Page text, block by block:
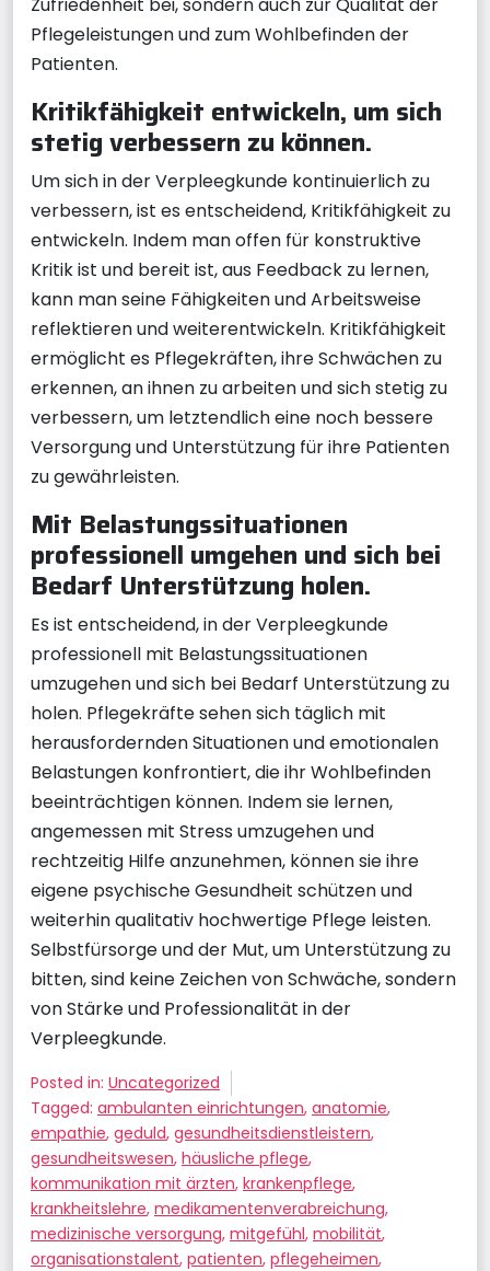
Pflegeleistungen und zum Wohlbefinden der
Patienten.
Kritikfähigkeit entwickeln, um sich
stetig verbessern zu können.
Um sich in der Verpleegkunde kontinuierlich zu
verbessern, ist es entscheidend, Kritikfähigkeit zu
entwickeln. Indem man offen für konstruktive
Kritik ist und bereit ist, aus Feedback zu lernen,
kann man seine Fähigkeiten und Arbeitsweise
reflektieren und weiterentwickeln. Kritikfähigkeit
ermöglicht es Pflegekräften, ihre Schwächen zu
erkennen, an ihnen zu arbeiten und sich stetig zu
verbessern, um letztendlich eine noch bessere
Versorgung und Unterstützung für ihre Patienten
zu gewährleisten.
Mit Belastungssituationen
professionell umgehen und sich bei
Bedarf Unterstützung holen.
Es ist entscheidend, in der Verpleegkunde
professionell mit Belastungssituationen
umzugehen und sich bei Bedarf Unterstützung zu
holen. Pflegekräfte sehen sich täglich mit
herausfordernden Situationen und emotionalen
Belastungen konfrontiert, die ihr Wohlbefinden
beeinträchtigen können. Indem sie lernen,
angemessen mit Stress umzugehen und
rechtzeitig Hilfe anzunehmen, können sie ihre
eigene psychische Gesundheit schützen und
weiterhin qualitativ hochwertige Pflege leisten.
Selbstfürsorge und der Mut, um Unterstützung zu
bitten, sind keine Zeichen von Schwäche, sondern
von Stärke und Professionalität in der
Verpleegkunde.
Posted in: Uncategorized
Tagged: ambulanten einrichtungen, anatomie,
empathie, geduld, gesundheitsdienstleistern,
gesundheitswesen, häusliche pflege,
kommunikation mit ärzten, krankenpflege,
krankheitslehre, medikamentenverabreichung,
medizinische versorgung, mitgefühl, mobilität,
organisationstalent, patienten, pflegeheimen,